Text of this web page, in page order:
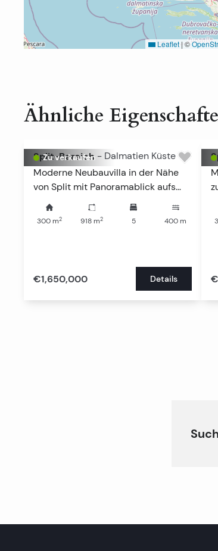
Leaflet | ©
Ähnliche
Zu verkaufen
Split-Bereich - Dalmatien Küste
Moderne Neubauvilla in der Nähe
von Split mit Panoramablick aufs
Meer
300 m2 918m2 5 400 m
€1,650,000 Details